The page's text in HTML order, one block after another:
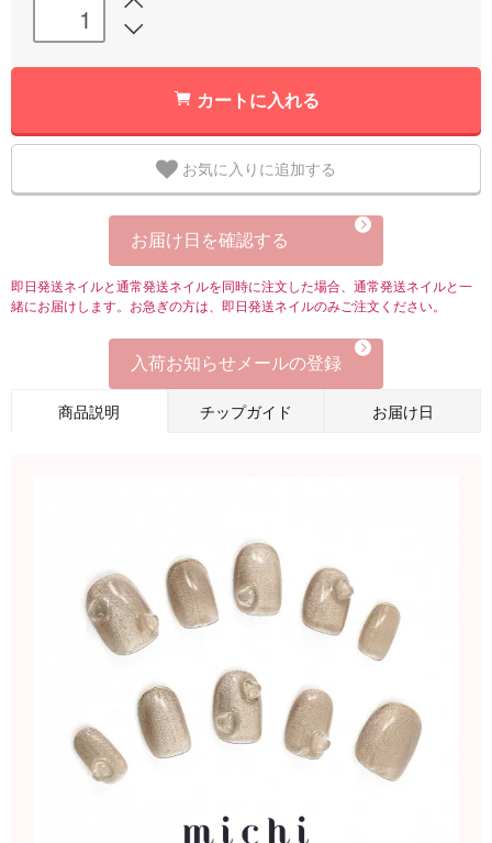
カートに入れる
お気に入りに追加する
お届け日を確認する
即日発送ネイルと通常発送ネイルを同時に注文した場合、通常発送ネイルと一
緒にお届けします。お急ぎの方は、即日発送ネイルのみご注文ください。
入荷お知らせメールの登録
商品説明 チップガイド お届け日